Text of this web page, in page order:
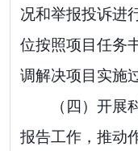
况和举报投诉进
位按照项目任务
调解决项目实施
（四）开展
报告工作，推动